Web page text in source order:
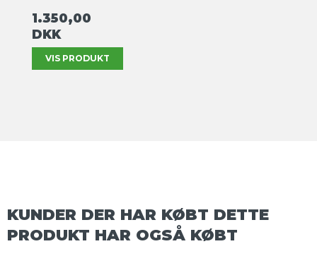
1.350,00
DKK
VIS PRODUKT
KUNDER DER HAR KØBT DETTE
PRODUKT HAR OGSÅ KØBT